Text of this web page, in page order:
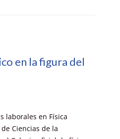
en la figura del
laborales en Física
Ciencias de la